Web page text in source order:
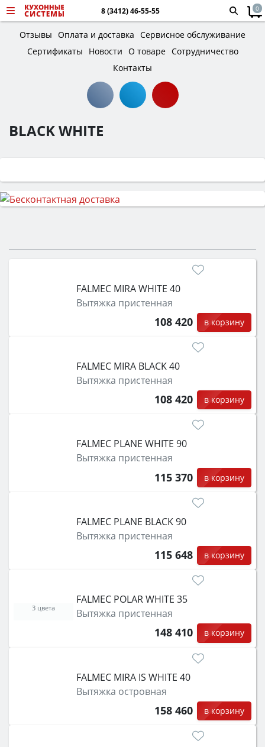
8 (3412) 46-55-55 0
Отзывы Оплата и доставка Сервисное обслуживание
Сертификаты
Новости О товаре Сотрудничество
Контакты
BLACK WHITE
FALMEC MIRA WHITE 40
Вытяжка пристенная
108 420 в корзину
FALMEC MIRA BLACK 40
Вытяжка пристенная
108 420 в корзину
FALMEC PLANE WHITE 90
Вытяжка пристенная
115 370 в корзину
FALMEC PLANE BLACK 90
Вытяжка пристенная
115 648 в корзину
FALMEC POLAR WHITE 35
Вытяжка пристенная
148 410 в корзину
3 цвета
FALMEC MIRA IS WHITE 40
Вытяжка островная
158 460 в корзину